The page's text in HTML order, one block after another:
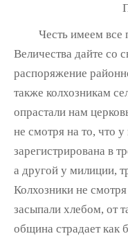
Честь имеем все
Величества дайте со
распоряжение
также колхозникам
опрастали нам
не смотря на то, что
зарегистрирована в
а другой у милиции,
Колхозники не
засыпали хлебом, от
община страдает как